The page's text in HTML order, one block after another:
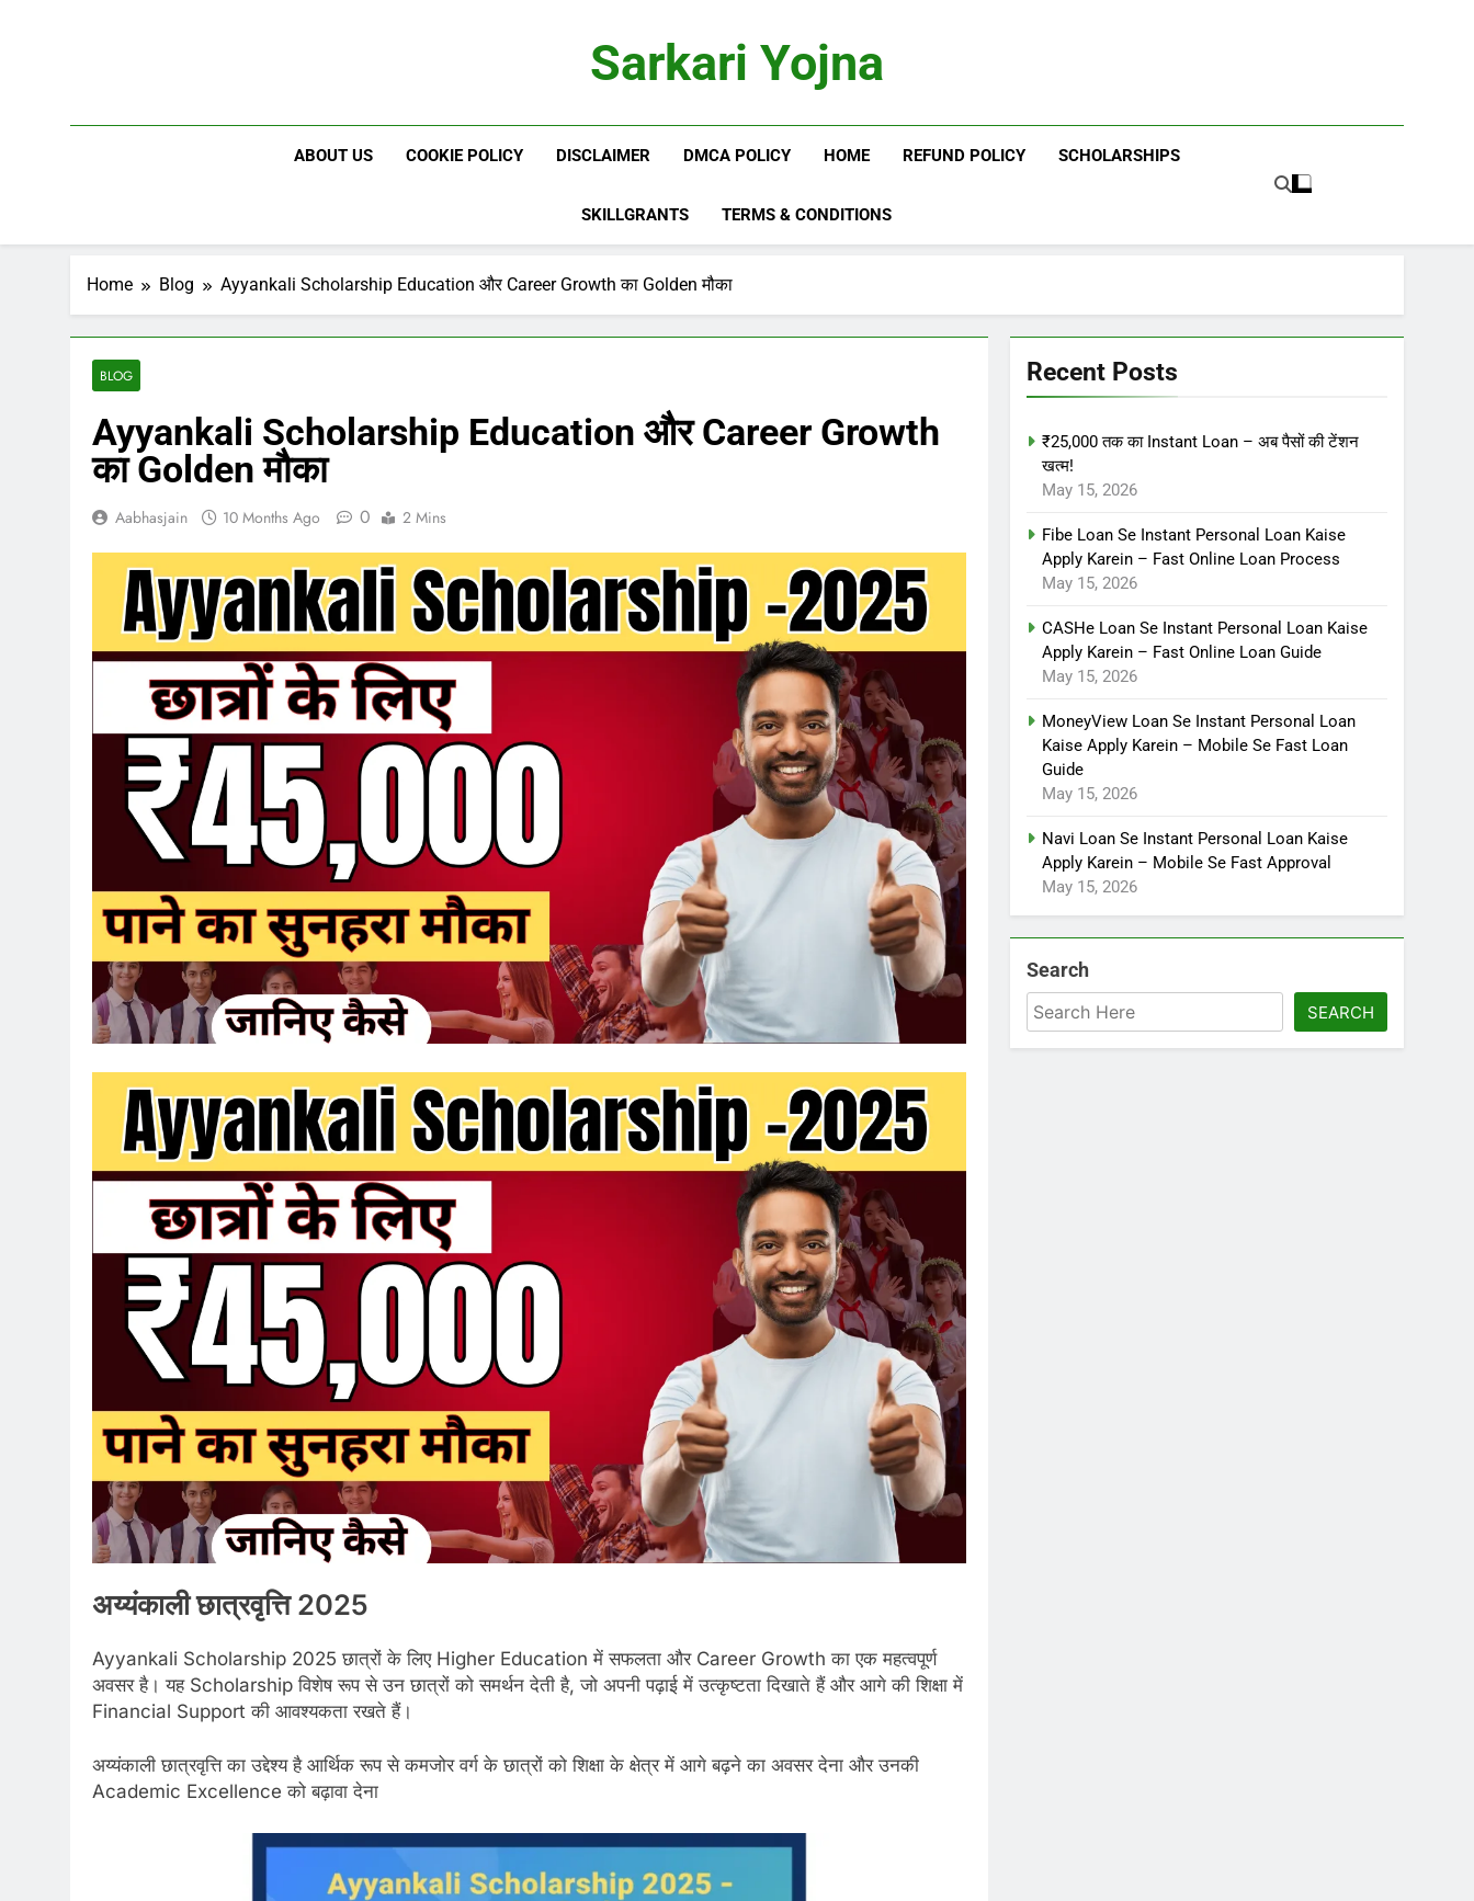
Sarkari Yojna
ABOUT US COOKIE POLICY DISCLAIMER DMCA POLICY HOME REFUND POLICY SCHOLARSHIPS
SKILLGRANTS TERMS & CONDITIONS
Home Blog Ayyankali Scholarship Education और Career Growth का Golden मौका
BLOG
Ayyankali Scholarship Education और Career Growth
का Golden मौका
Aabhasjain 10 Months Ago 0 2 Mins
अय्यंकाली छात्रवृत्ति 2025
Ayyankali Scholarship 2025 छात्रों के लिए Higher Education में सफलता और Career Growth का एक महत्वपूर्ण
अवसर है। यह Scholarship विशेष रूप से उन छात्रों को समर्थन देती है, जो अपनी पढ़ाई में उत्कृष्टता दिखाते हैं और आगे की शिक्षा में
Financial Support की आवश्यकता रखते हैं।
अय्यंकाली छात्रवृत्ति का उद्देश्य है आर्थिक रूप से कमजोर वर्ग के छात्रों को शिक्षा के क्षेत्र में आगे बढ़ने का अवसर देना और उनकी
Academic Excellence को बढ़ावा देना
Recent Posts
₹25,000 तक का Instant Loan – अब पैसों की टेंशन
खत्म!
May 15, 2026
Fibe Loan Se Instant Personal Loan Kaise
Apply Karein – Fast Online Loan Process
May 15, 2026
CASHe Loan Se Instant Personal Loan Kaise
Apply Karein – Fast Online Loan Guide
May 15, 2026
MoneyView Loan Se Instant Personal Loan
Kaise Apply Karein – Mobile Se Fast Loan
Guide
May 15, 2026
Navi Loan Se Instant Personal Loan Kaise
Apply Karein – Mobile Se Fast Approval
May 15, 2026
Search
SEARCH